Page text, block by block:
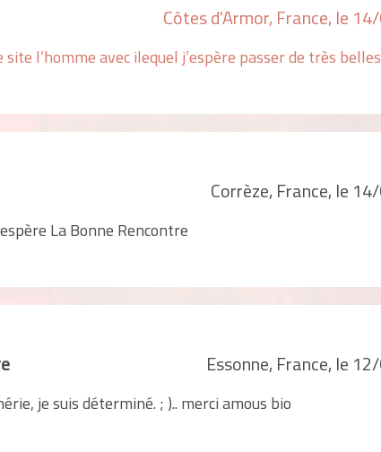
Côtes d'Armor, France, le
site l’homme avec ilequel j’espère passer de très
Corrèze, France, le
La Bonne Rencontre
Essonne, France, le
je suis déterminé. ; ).. merci amous bio